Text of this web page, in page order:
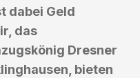
dabei Geld
das
Dresner
bieten